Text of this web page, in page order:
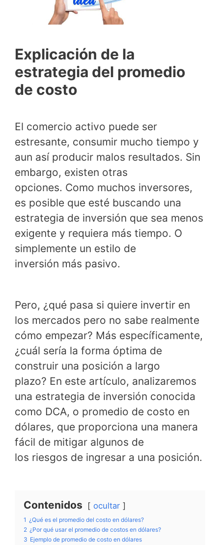
Explicación de la
estrategia del promedio
de costo
El comercio activo puede ser
estresante, consumir mucho tiempo y
aun así producir malos resultados. Sin
embargo, existen otras
opciones. Como muchos inversores,
es posible que esté buscando una
estrategia de inversión que sea menos
exigente y requiera más tiempo. O
simplemente un estilo de
inversión más pasivo.
Pero, ¿qué pasa si quiere invertir en
los mercados pero no sabe realmente
cómo empezar? Más específicamente,
¿cuál sería la forma óptima de
construir una posición a largo
plazo? En este artículo, analizaremos
una estrategia de inversión conocida
como DCA, o promedio de costo en
dólares, que proporciona una manera
fácil de mitigar algunos de
los riesgos de ingresar a una posición.
Contenidos ocultar
1 ¿Qué es el promedio del costo en dólares?
2 ¿Por qué usar el promedio de costos en dólares?
3 Ejemplo de promedio de costo en dólares